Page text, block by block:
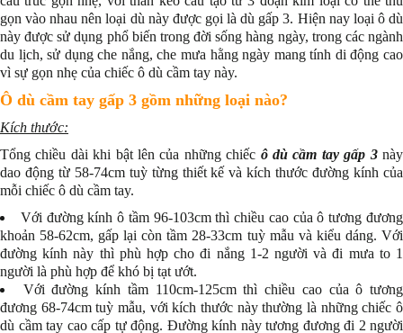
gọn vào nhau nên loại dù này được gọi là dù gấp 3. Hiện nay loại ô dù
này được sử dụng phổ biến trong đời sống hàng ngày, trong các ngành
du lịch, sử dụng che nắng, che mưa hằng ngày mang tính di động cao
vì sự gọn nhẹ của chiếc ô dù cầm tay này.
Ô dù cầm tay gấp 3 gồm những loại nào?
Kích thước:
Tổng chiều dài khi bật lên của những chiếc ô dù cầm tay gấp 3này
dao động từ 58-74cm tuỳ từng thiết kế và kích thước đường kính của
mỗi chiếc ô dù cầm tay.
Với đường kính ô tầm 96-103cm thì chiều cao của ô tương đương
khoản 58-62cm, gấp lại còn tầm 28-33cm tuỳ mẫu và kiểu dáng. Với
đường kính này thì phù hợp cho đi nắng 1-2 người và đi mưa to 1
người là phù hợp để khó bị tạt ướt.
Với đường kính tầm 110cm-125cm thì chiều cao của ô tương
đương 68-74cm tuỳ mẫu, với kích thước này thường là những chiếc ô
dù cầm tay cao cấp tự động. Đường kính này tương đương đi 2 người